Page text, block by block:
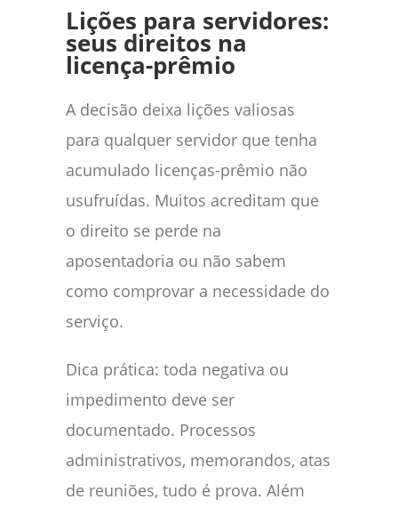
Lições para servidores:
seus direitos na
licença-prêmio
A decisão deixa lições valiosas
para qualquer servidor que tenha
acumulado licenças-prêmio não
usufruídas. Muitos acreditam que
o direito se perde na
aposentadoria ou não sabem
como comprovar a necessidade do
serviço.
Dica prática: toda negativa ou
impedimento deve ser
documentado. Processos
administrativos, memorandos, atas
de reuniões, tudo é prova. Além